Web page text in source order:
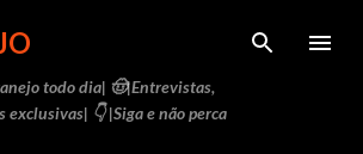
para o conteúdo principal
todo dia| 🤠|Entrevistas,
👇 |Siga e não perca